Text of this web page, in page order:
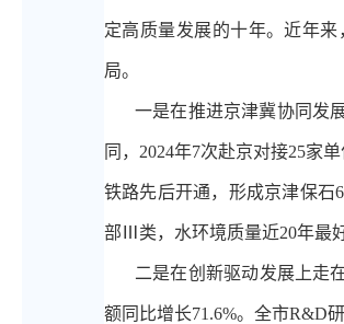
定高质量发展的十年。近年
局。
一是在推进京津冀协同发
同，2024年7次赴京对接25家
铁路先后开通，形成京津保石
部Ⅲ类，水环境质量近20年最
二是在创新驱动发展上走
额同比增长71.6%。全市R&D